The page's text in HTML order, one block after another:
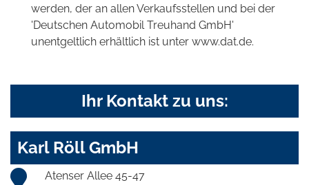
werden, der an allen Verkaufsstellen und bei der
'Deutschen Automobil Treuhand GmbH'
unentgeltlich erhältlich ist unter www.dat.de.
Ihr Kontakt zu uns:
Karl Röll GmbH
Atenser Allee 45-47